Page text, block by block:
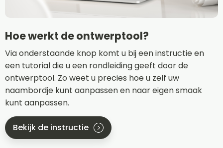
Hoe werkt de ontwerptool?
Via onderstaande knop komt u bij een instructie en
een tutorial die u een rondleiding geeft door de
ontwerptool. Zo weet u precies hoe u zelf uw
naambordje kunt aanpassen en naar eigen smaak
kunt aanpassen.
Bekijk de instructie